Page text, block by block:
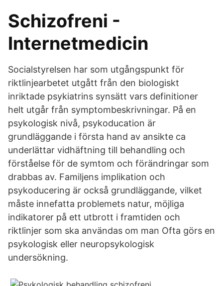
Schizofreni -
Internetmedicin
Socialstyrelsen har som utgångspunkt för
riktlinjearbetet utgått från den biologiskt
inriktade psykiatrins synsätt vars definitioner
helt utgår från symptombeskrivningar. På en
psykologisk nivå, psykoducation är
grundläggande i första hand av ansikte ca
underlättar vidhäftning till behandling och
förståelse för de symtom och förändringar som
drabbas av. Familjens implikation och
psykoducering är också grundläggande, vilket
måste innefatta problemets natur, möjliga
indikatorer på ett utbrott i framtiden och
riktlinjer som ska användas om man Ofta görs en
psykologisk eller neuropsykologisk
undersökning.